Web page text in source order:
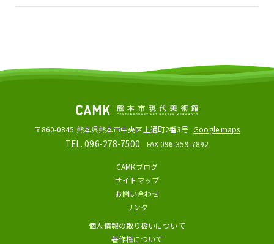
〒860-0845 熊本県熊本市中央区上通町2番3号 Google maps
TEL. 096-278-7500 FAX 096-359-7892
CAMKブログ
サイトマップ
お問い合わせ
リンク
個人情報の取り扱いについて
著作権について